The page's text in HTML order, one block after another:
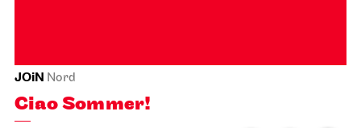
JOiN Nord
Ciao Sommer!